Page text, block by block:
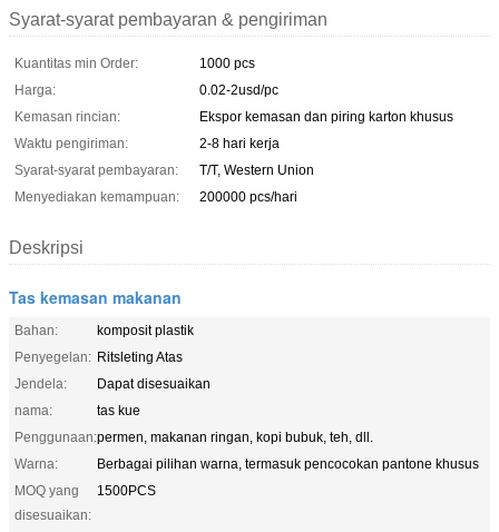
Syarat-syarat pembayaran & pengiriman
Kuantitas min Order:
1000 pcs
Harga:
0.02-2usd/pc
Kemasan rincian:
Ekspor kemasan dan piring karton khusus
Waktu pengiriman:
2-8 hari kerja
Syarat-syarat pembayaran:
T/T, Western Union
Menyediakan kemampuan:
200000 pcs/hari
Deskripsi
Tas kemasan makanan
Bahan:
komposit plastik
Penyegelan: Ritsleting Atas
Jendela:
Dapat disesuaikan
nama:
tas kue
Penggunaan:permen, makanan ringan, kopi bubuk, teh, dll.
Warna:
Berbagai pilihan warna, termasuk pencocokan pantone khusus
MOQ yang
disesuaikan:
1500PCS